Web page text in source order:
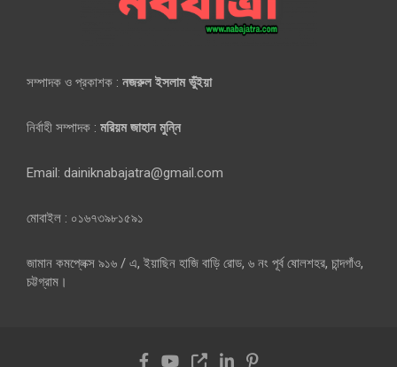
সম্পাদক ও প্রকাশক : নজরুল ইসলাম ভুঁইয়া
নির্বাহী সম্পাদক : মরিয়ম জাহান মুন্নি
Email: dainiknabajatra@gmail.com
মোবাইল : ০১৬৭৩৯৮১৫৯১
জামান কমপ্লেক্স ৯১৬ / এ, ইয়াছিন হাজি বাড়ি রোড, ৬ নং পূর্ব ষোলশহর, চান্দগাঁও,
চট্টগ্রাম।